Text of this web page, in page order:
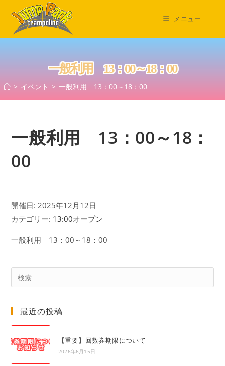
ス
メニュー
一般利用 13：00～18：00
> イベント > 一般利用 13：00～18：00
一般利用 13：00～18：
00
開催日: 2025年12月12日
カテゴリー: 13:00オープン
一般利用 13：00～18：00
最近の投稿
【重要】回数券期限について
2026年6月15日